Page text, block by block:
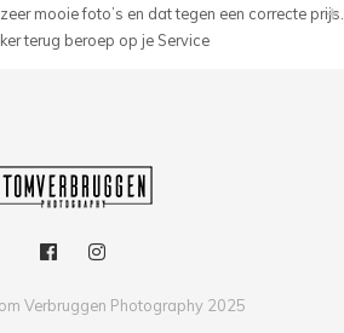
mooie foto’s en dat tegen een correcte prijs.
terug beroep op je Service
Verbruggen Photography 2025